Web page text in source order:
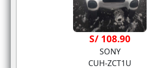
S/ 108.90
SONY
CUH-ZCT1U